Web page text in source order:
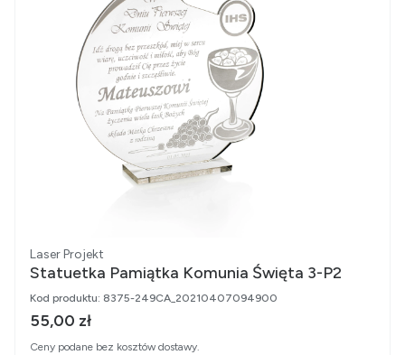
Producent
Laser Projekt
Statuetka Pamiątka Komunia Święta 3-P2
Kod produktu: 8375-249CA_20210407094900
Cena brutto
55,00 zł
Ceny podane bez kosztów dostawy.